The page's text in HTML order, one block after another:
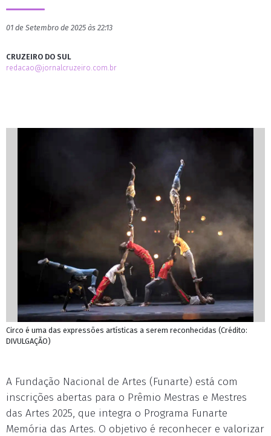
01 de Setembro de 2025 às 22:13
CRUZEIRO DO SUL
redacao@jornalcruzeiro.com.br
Circo é uma das expressões artísticas a serem reconhecidas (Crédito:
DIVULGAÇÃO)
A Fundação Nacional de Artes (Funarte) está com
inscrições abertas para o Prêmio Mestras e Mestres
das Artes 2025, que integra o Programa Funarte
Memória das Artes. O objetivo é reconhecer e valorizar